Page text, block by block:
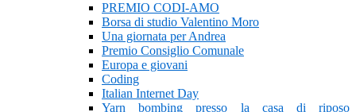
PREMIO CODI-AMO
Borsa di studio Valentino Moro
Una giornata per Andrea
Premio Consiglio Comunale
Europa e giovani
Coding
Italian Internet Day
Yarn bombing presso la casa di riposo